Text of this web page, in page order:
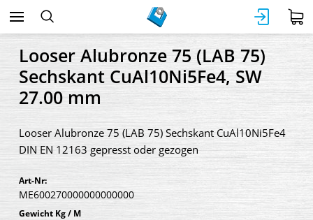
Looser Alubronze 75 (LAB 75)
Sechskant CuAl10Ni5Fe4, SW
27.00 mm
Looser Alubronze 75 (LAB 75) Sechskant CuAl10Ni5Fe4
DIN EN 12163 gepresst oder gezogen
Art-Nr:
ME600270000000000000
Gewicht Kg / M